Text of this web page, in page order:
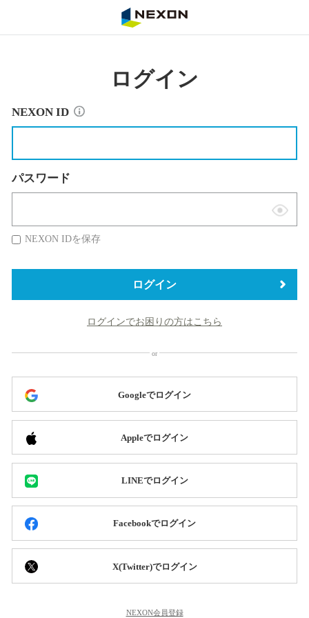
ログイン
NEXON ID
パスワード
表
替
NEXON IDを保存
ログイン
ログインでお困りの方はこちら
Googleでログイン
Appleでログイン
LINEでログイン
Facebookでログイン
X(Twitter)でログイン
NEXON会員登録